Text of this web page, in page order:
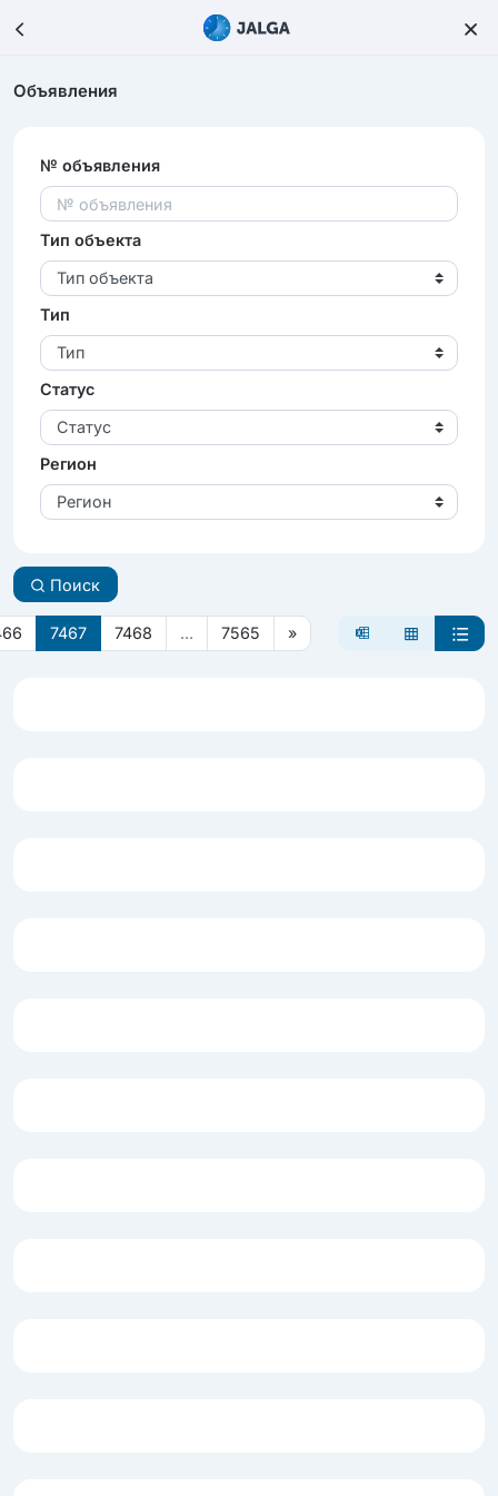
Объявления
№ объявления
Тип объекта
Тип объекта
Тип
Тип
Статус
Статус
Регион
Регион
Поиск
7467 7468 ... 7565 »